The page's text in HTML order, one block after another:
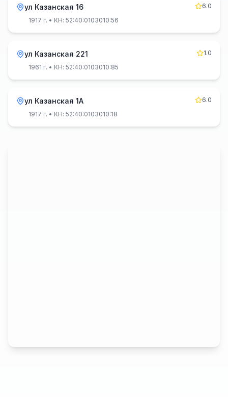
ул Казанская 16
6.0
1917 г. • КН: 52:40:0103010:56
ул Казанская 221
1.0
1961 г. • КН: 52:40:0103010:85
ул Казанская 1А
6.0
1917 г. • КН: 52:40:0103010:18